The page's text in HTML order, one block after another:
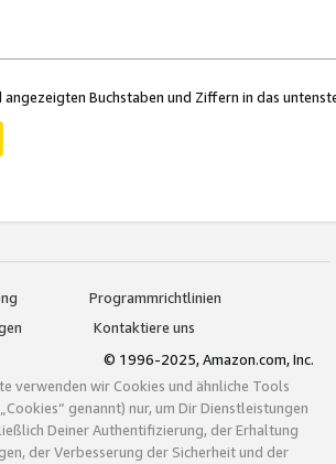
Buchstaben und Ziffern in das
Programmrichtlinien
Kontaktiere uns
© 1996-2025, Amazon.com, Inc.
verwenden wir Cookies und ähnliche Tools
genannt) nur, um Dir Dienstleistungen
Deiner Authentifizierung, der Erhaltung
der Verbesserung der Sicherheit und der